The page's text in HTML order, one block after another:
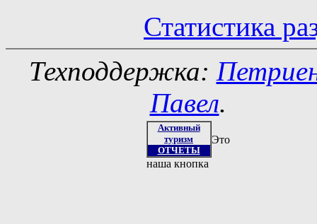
Статистика
Техподдержка:
Павел.
Активный
туризм
ОТЧЕТЫ
Это
наша кнопка